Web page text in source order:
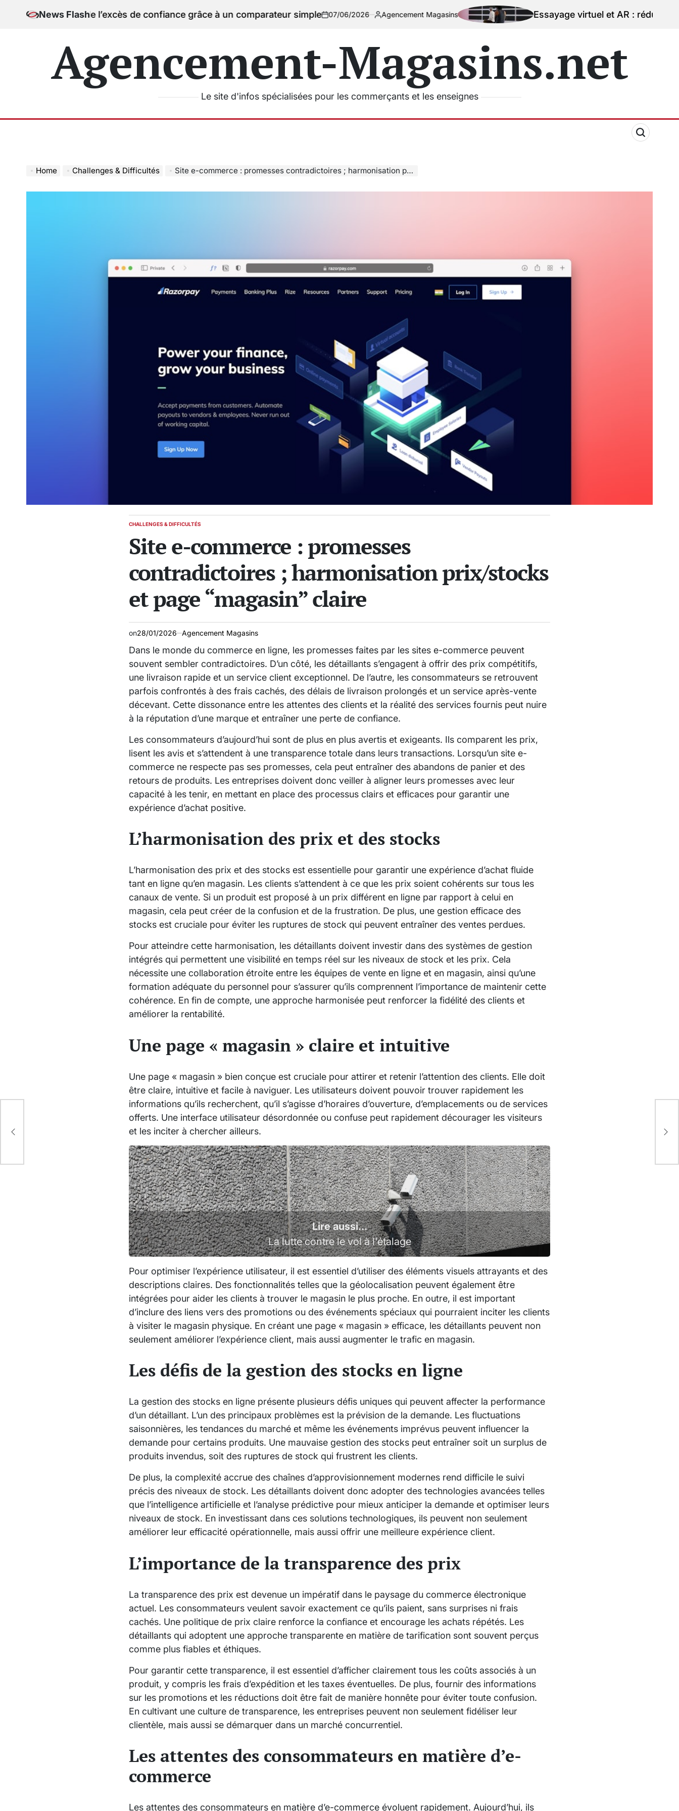
News Flash
de l’excès de confiance grâce à un comparateur simpleon
07/06/2026
Posted
Agencement Magasins Essayage virtuel et AR : réduire la peur de
Agencement-Magasins.net
Le site d'infos spécialisées pour les commerçants et les enseignes
Home Challenges & Difficultés Site e-commerce : promesses contradictoires ; harmonisation prix/stocks et page “magasin” claire
POSTED
CHALLENGES & DIFFICULTÉS
Site e-commerce : promesses
contradictoires ; harmonisation prix/stocks
et page “magasin” claire
on28/01/2026 Agencement Magasins
Dans le monde du commerce en ligne, les promesses faites par les sites e-commerce peuvent
souvent sembler contradictoires. D’un côté, les détaillants s’engagent à offrir des prix compétitifs,
une livraison rapide et un service client exceptionnel. De l’autre, les consommateurs se retrouvent
parfois confrontés à des frais cachés, des délais de livraison prolongés et un service après-vente
décevant. Cette dissonance entre les attentes des clients et la réalité des services fournis peut nuire
à la réputation d’une marque et entraîner une perte de confiance.
Les consommateurs d’aujourd’hui sont de plus en plus avertis et exigeants. Ils comparent les prix,
lisent les avis et s’attendent à une transparence totale dans leurs transactions. Lorsqu’un site e-
commerce ne respecte pas ses promesses, cela peut entraîner des abandons de panier et des
retours de produits. Les entreprises doivent donc veiller à aligner leurs promesses avec leur
capacité à les tenir, en mettant en place des processus clairs et efficaces pour garantir une
expérience d’achat positive.
L’harmonisation des prix et des stocks
L’harmonisation des prix et des stocks est essentielle pour garantir une expérience d’achat fluide
tant en ligne qu’en magasin. Les clients s’attendent à ce que les prix soient cohérents sur tous les
canaux de vente. Si un produit est proposé à un prix différent en ligne par rapport à celui en
magasin, cela peut créer de la confusion et de la frustration. De plus, une gestion efficace des
stocks est cruciale pour éviter les ruptures de stock qui peuvent entraîner des ventes perdues.
Pour atteindre cette harmonisation, les détaillants doivent investir dans des systèmes de gestion
intégrés qui permettent une visibilité en temps réel sur les niveaux de stock et les prix. Cela
nécessite une collaboration étroite entre les équipes de vente en ligne et en magasin, ainsi qu’une
formation adéquate du personnel pour s’assurer qu’ils comprennent l’importance de maintenir cette
cohérence. En fin de compte, une approche harmonisée peut renforcer la fidélité des clients et
améliorer la rentabilité.
Une page « magasin » claire et intuitive
Une page « magasin » bien conçue est cruciale pour attirer et retenir l’attention des clients. Elle doit
être claire, intuitive et facile à naviguer. Les utilisateurs doivent pouvoir trouver rapidement les
informations qu’ils recherchent, qu’il s’agisse d’horaires d’ouverture, d’emplacements ou de services
offerts. Une interface utilisateur désordonnée ou confuse peut rapidement décourager les visiteurs
et les inciter à chercher ailleurs.
Lire aussi...
La lutte contre le vol à l'étalage
Pour optimiser l’expérience utilisateur, il est essentiel d’utiliser des éléments visuels attrayants et des
descriptions claires. Des fonctionnalités telles que la géolocalisation peuvent également être
intégrées pour aider les clients à trouver le magasin le plus proche. En outre, il est important
d’inclure des liens vers des promotions ou des événements spéciaux qui pourraient inciter les clients
à visiter le magasin physique. En créant une page « magasin » efficace, les détaillants peuvent non
seulement améliorer l’expérience client, mais aussi augmenter le trafic en magasin.
Les défis de la gestion des stocks en ligne
La gestion des stocks en ligne présente plusieurs défis uniques qui peuvent affecter la performance
d’un détaillant. L’un des principaux problèmes est la prévision de la demande. Les fluctuations
saisonnières, les tendances du marché et même les événements imprévus peuvent influencer la
demande pour certains produits. Une mauvaise gestion des stocks peut entraîner soit un surplus de
produits invendus, soit des ruptures de stock qui frustrent les clients.
De plus, la complexité accrue des chaînes d’approvisionnement modernes rend difficile le suivi
précis des niveaux de stock. Les détaillants doivent donc adopter des technologies avancées telles
que l’intelligence artificielle et l’analyse prédictive pour mieux anticiper la demande et optimiser leurs
niveaux de stock. En investissant dans ces solutions technologiques, ils peuvent non seulement
améliorer leur efficacité opérationnelle, mais aussi offrir une meilleure expérience client.
L’importance de la transparence des prix
La transparence des prix est devenue un impératif dans le paysage du commerce électronique
actuel. Les consommateurs veulent savoir exactement ce qu’ils paient, sans surprises ni frais
cachés. Une politique de prix claire renforce la confiance et encourage les achats répétés. Les
détaillants qui adoptent une approche transparente en matière de tarification sont souvent perçus
comme plus fiables et éthiques.
Pour garantir cette transparence, il est essentiel d’afficher clairement tous les coûts associés à un
produit, y compris les frais d’expédition et les taxes éventuelles. De plus, fournir des informations
sur les promotions et les réductions doit être fait de manière honnête pour éviter toute confusion.
En cultivant une culture de transparence, les entreprises peuvent non seulement fidéliser leur
clientèle, mais aussi se démarquer dans un marché concurrentiel.
Les attentes des consommateurs en matière d’e-
commerce
Les attentes des consommateurs en matière d’e-commerce évoluent rapidement. Aujourd’hui, ils